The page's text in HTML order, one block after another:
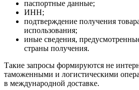
паспортные данные;
ИНН;
подтверждение получения
использования;
иные сведения,
страны получения.
Такие запросы формируются не
таможенными и логистическими
в международной доставке.